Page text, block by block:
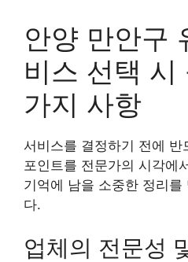
안양 만안구
비스 선택
가지 사항
서비스를 결정하기 전에
포인트를 전문가의 시각에
기억에 남을 소중한 정리를
다.
업체의 전문성